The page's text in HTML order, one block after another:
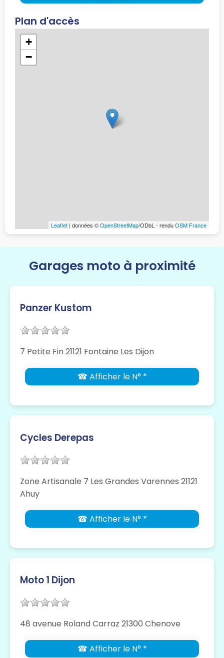
Plan d'accès
+
−
Leaflet | données ©OpenStreetMap/ODbL - renduOSM France
Garages moto à proximité
Panzer Kustom
7 Petite Fin 21121 Fontaine Les Dijon
☎ Afficher le N° *
Cycles Derepas
Zone Artisanale 7 Les Grandes Varennes 21121
Ahuy
☎ Afficher le N° *
Moto 1 Dijon
48 avenue Roland Carraz 21300 Chenove
☎ Afficher le N° *